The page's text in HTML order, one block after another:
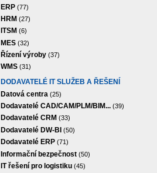
ERP(77)
HRM (27)
ITSM (6)
MES(32)
Řízení výroby(37)
WMS(31)
DODAVATELÉ IT SLUŽEB A ŘEŠENÍ
Datová centra (25)
Dodavatelé CAD/CAM/PLM/BIM...(39)
Dodavatelé CRM (33)
Dodavatelé DW-BI (50)
Dodavatelé ERP(71)
Informační bezpečnost(50)
IT řešení pro logistiku(45)